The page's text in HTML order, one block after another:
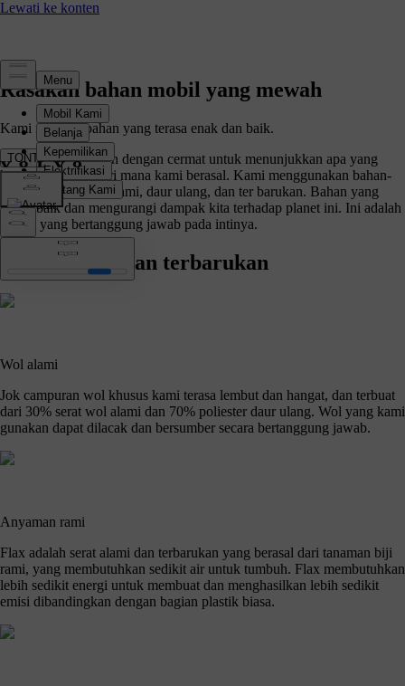
Rasakan bahan mobil yang mewah
Kami memilih bahan yang terasa enak dan baik.
Material kami dipilih dengan cermat untuk menunjukkan apa yang
kami yakini dan dari mana kami berasal. Kami menggunakan bahan-
bahan dari sumber alami, daur ulang, dan ter barukan. Bahan yang
terasa baik dan mengurangi dampak kita terhadap planet ini. Ini adalah
desain yang bertanggung jawab pada intinya.
Bahan alami dan terbarukan
Wol alami
Jok campuran wol khusus kami terasa lembut dan hangat, dan terbuat
dari 30% serat wol alami dan 70% poliester daur ulang. Wol yang kami
gunakan dapat dilacak dan bersumber secara bertanggung jawab.
Anyaman rami
Flax adalah serat alami dan terbarukan yang berasal dari tanaman biji
rami, yang membutuhkan sedikit air untuk tumbuh. Flax membutuhkan
lebih sedikit energi untuk membuat dan menghasilkan lebih sedikit
emisi dibandingkan dengan bagian plastik biasa.
TONTON FILM